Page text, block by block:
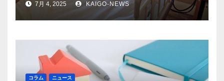
7月 4, 2025 KAIGO-NEWS
コラム ニュース